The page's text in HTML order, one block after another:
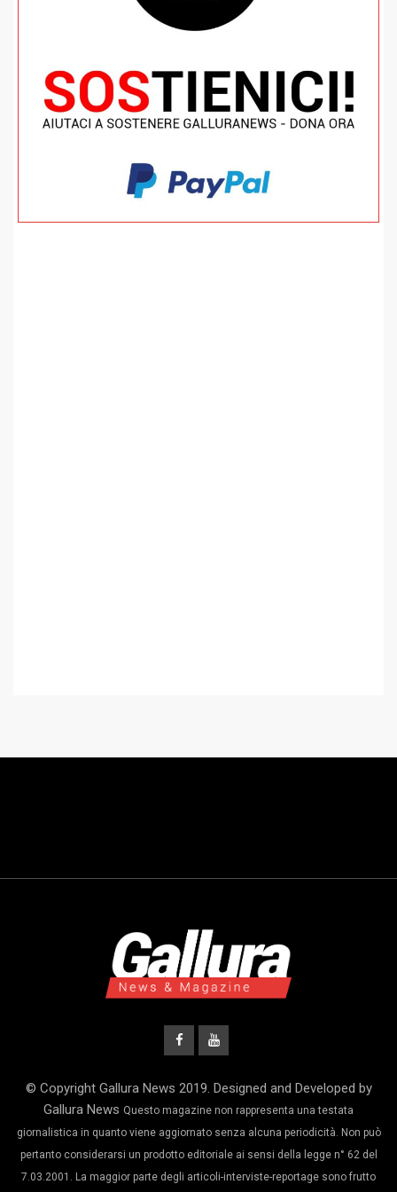
© Copyright Gallura News 2019. Designed and Developed by
Gallura News Questo magazine non rappresenta una testata
giornalistica in quanto viene aggiornato senza alcuna periodicità. Non può
pertanto considerarsi un prodotto editoriale ai sensi della legge n° 62 del
7.03.2001. La maggior parte degli articoli-interviste-reportage sono frutto